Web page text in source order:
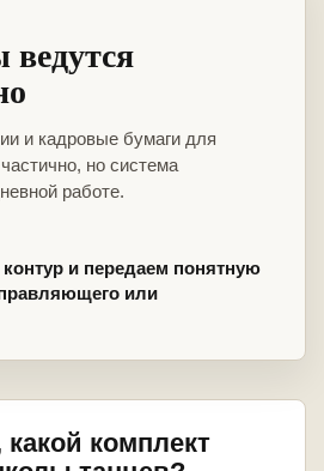
и кадровые бумаги для
но система
работе.
и передаем понятную
или
комплект